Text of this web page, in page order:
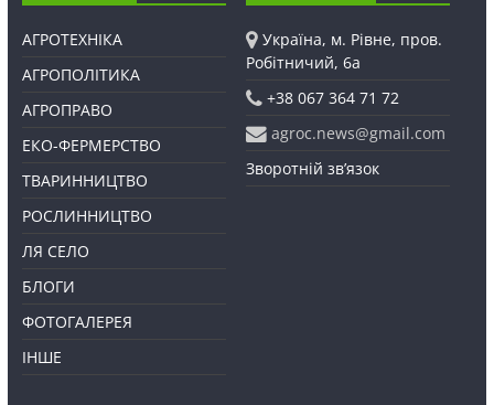
АГРОТЕХНІКА
АГРОПОЛІТИКА
АГРОПРАВО
ЕКО-ФЕРМЕРСТВО
ТВАРИННИЦТВО
РОСЛИННИЦТВО
ЛЯ СЕЛО
БЛОГИ
ФОТОГАЛЕРЕЯ
ІНШЕ
Україна, м. Рівне, пров.
Робітничий, 6а
+38 067 364 71 72
agroc.news@gmail.com
Зворотній зв’язок